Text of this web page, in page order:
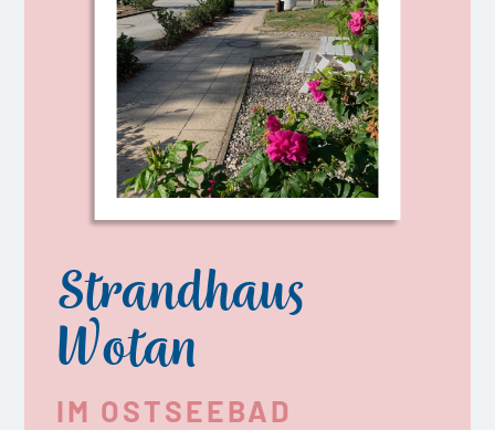
Strandhaus
Wotan
IM OSTSEEBAD